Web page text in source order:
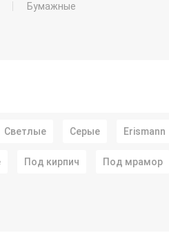
Бумажные
Светлые Серые Erismann
Под кирпич Под мрамор